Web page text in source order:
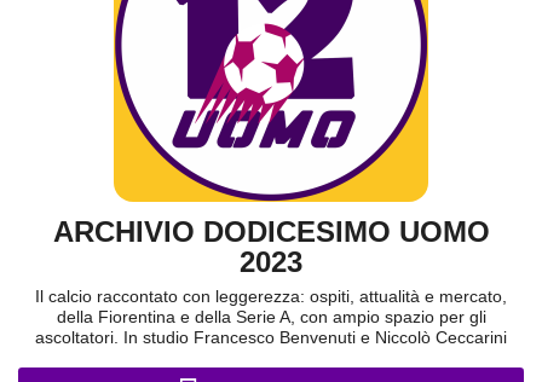
ARCHIVIO DODICESIMO UOMO
2023
Il calcio raccontato con leggerezza: ospiti, attualità e mercato,
della Fiorentina e della Serie A, con ampio spazio per gli
ascoltatori. In studio Francesco Benvenuti e Niccolò Ceccarini